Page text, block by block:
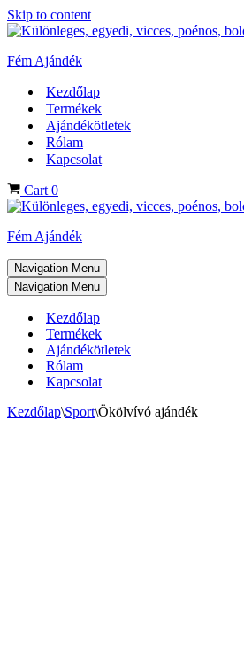
Skip to content
Fém Ajándék
Kezdőlap
Termékek
Ajándékötletek
Rólam
Kapcsolat
Cart 0
Fém Ajándék
Navigation Menu
Navigation Menu
Kezdőlap
Termékek
Ajándékötletek
Rólam
Kapcsolat
Kezdőlap\Sport\Ökölvívó ajándék